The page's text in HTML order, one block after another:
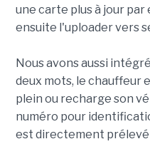
une carte plus à jour
ensuite l'uploader vers
Nous avons aussi
deux mots, le chauffeur
plein ou recharge son
numéro pour
est directement prélevé